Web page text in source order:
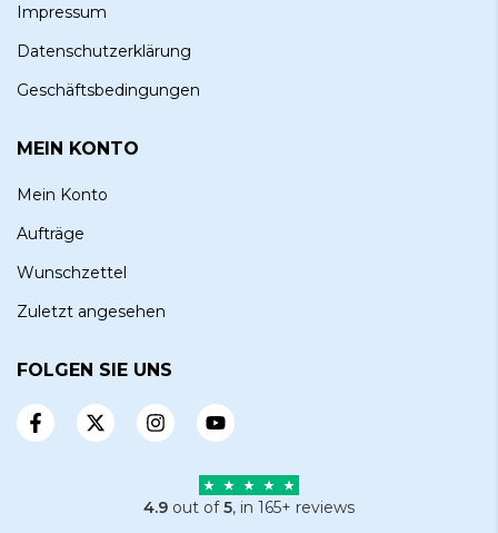
Impressum
Datenschutzerklärung
Geschäftsbedingungen
MEIN KONTO
Mein Konto
Aufträge
Wunschzettel
Zuletzt angesehen
FOLGEN SIE UNS
4.9 out of5, in 165+ reviews